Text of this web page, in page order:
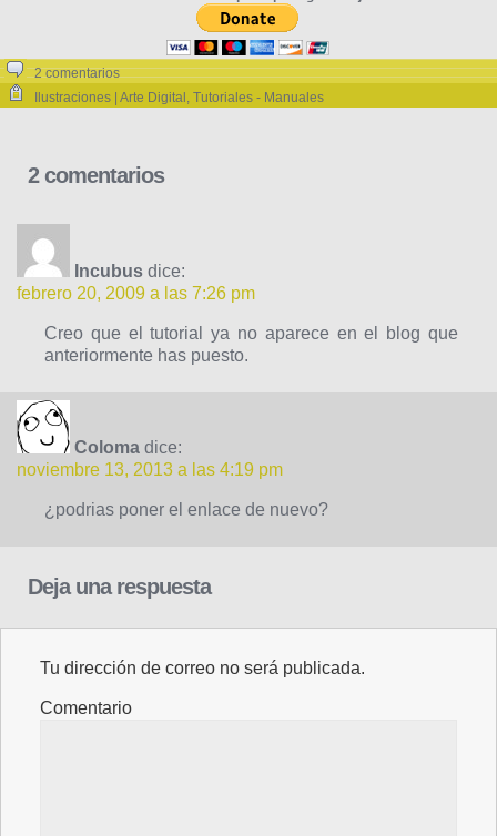
2 comentarios
Ilustraciones | Arte Digital , Tutoriales - Manuales
2 comentarios
Incubus dice:
febrero 20, 2009 a las 7:26 pm
Creo que el tutorial ya no aparece en el blog que
anteriormente has puesto.
Coloma dice:
noviembre 13, 2013 a las 4:19 pm
¿podrias poner el enlace de nuevo?
Deja una respuesta
Tu dirección de correo no será publicada.
Comentario